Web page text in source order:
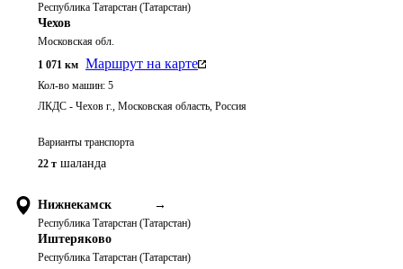
Республика Татарстан (Татарстан)
Чехов
Московская обл.
1 071 км Маршрут на карте
Кол-во машин: 5
ЛКДС - Чехов г., Московская область, Россия
Варианты транспорта
22 т шаланда
Нижнекамск →
Республика Татарстан (Татарстан)
Иштеряково
Республика Татарстан (Татарстан)